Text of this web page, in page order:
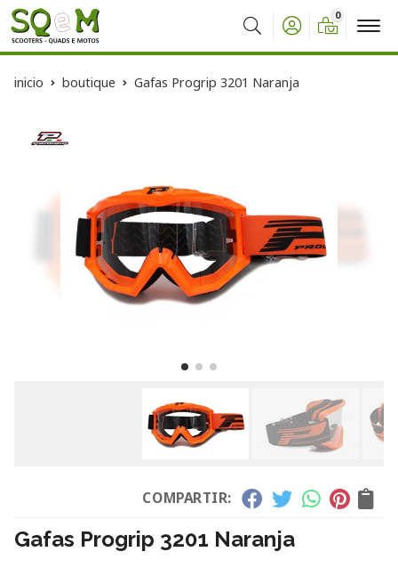
Buscar
0
inicio boutique Gafas Progrip 3201 Naranja
COMPARTIR:
Gafas Progrip 3201 Naranja